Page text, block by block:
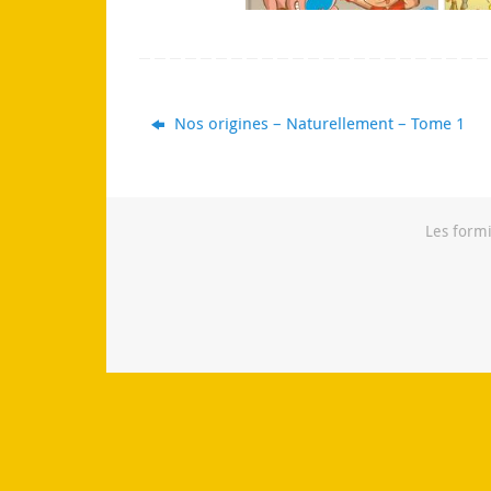
Nos origines – Naturellement – Tome 1
Les